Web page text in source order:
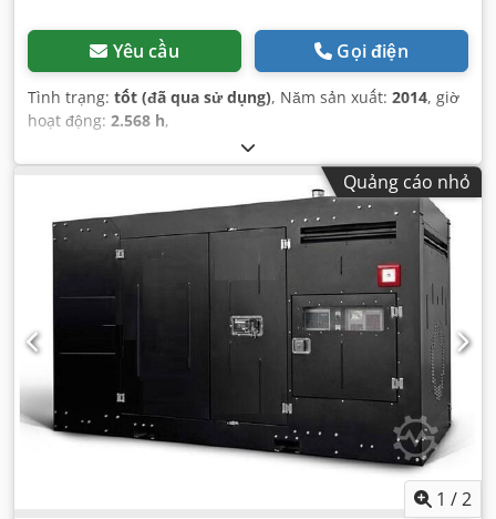
Yêu cầu Gọi điện
Tình trạng: tốt (đã qua sử dụng), Năm sản xuất: 2014, giờ
hoạt động: 2.568 h,
Quảng cáo nhỏ
1 /2